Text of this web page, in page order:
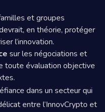
et groupes
en théorie, protéger
l’innovation.
sur les négociations et
toute évaluation objective
dans un secteur qui
entre l’InnovCrypto et